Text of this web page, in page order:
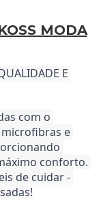
MODA
E
com o
e
conforto.
de cuidar -